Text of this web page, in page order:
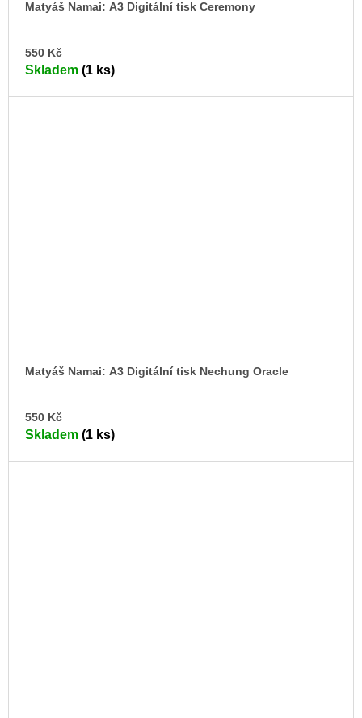
Matyáš Namai: A3 Digitální tisk Ceremony
550 Kč
Skladem (1 ks)
Matyáš Namai: A3 Digitální tisk Nechung Oracle
550 Kč
Skladem (1 ks)